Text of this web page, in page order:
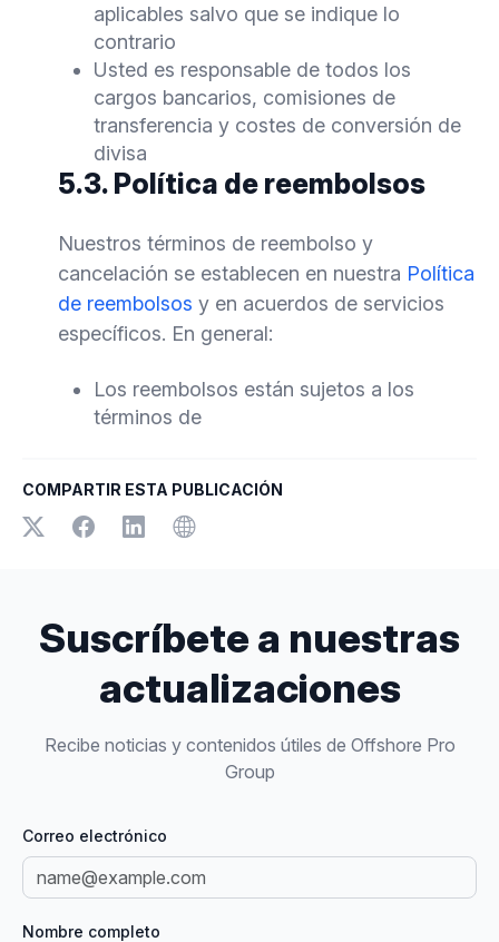
aplicables salvo que se indique lo
contrario
Usted es responsable de todos los
cargos bancarios, comisiones de
transferencia y costes de conversión de
divisa
5.3. Política de reembolsos
Nuestros términos de reembolso y
cancelación se establecen en nuestra Política
de reembolsos y en acuerdos de servicios
específicos. En general:
Los reembolsos están sujetos a los
términos de
COMPARTIR ESTA PUBLICACIÓN
Suscríbete a nuestras
actualizaciones
Recibe noticias y contenidos útiles de Offshore Pro
Group
Correo electrónico
Nombre completo